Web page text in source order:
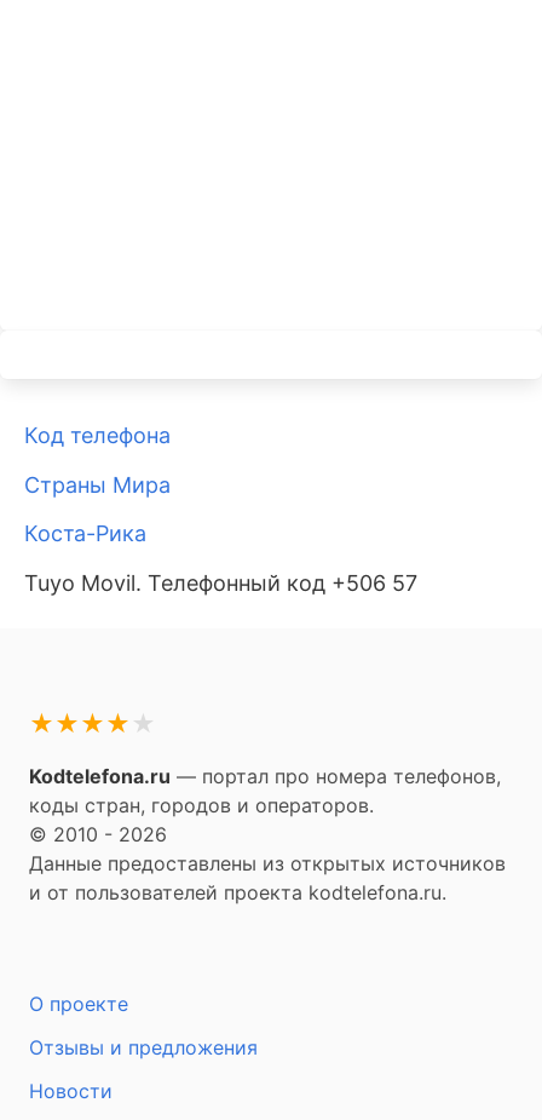
Код телефона
Страны Мира
Коста-Рика
Tuyo Movil. Телефонный код +506 57
★
★
★
★
★
Kodtelefona.ru — портал про номера телефонов,
коды стран, городов и операторов.
© 2010 - 2026
Данные предоставлены из открытых источников
и от пользователей проекта kodtelefona.ru.
О проекте
Отзывы и предложения
Новости